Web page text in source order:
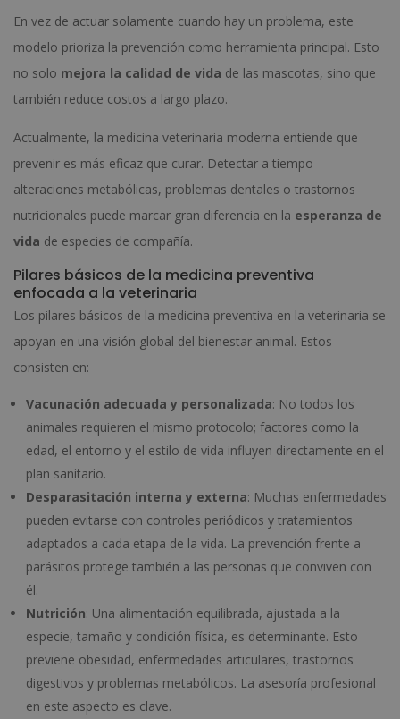
En vez de actuar solamente cuando hay un problema, este
modelo prioriza la prevención como herramienta principal. Esto
no solo mejora la calidad de vida de las mascotas, sino que
también reduce costos a largo plazo.
Actualmente, la medicina veterinaria moderna entiende que
prevenir es más eficaz que curar. Detectar a tiempo
alteraciones metabólicas, problemas dentales o trastornos
nutricionales puede marcar gran diferencia en la esperanza de
vida de especies de compañía.
Pilares básicos de la medicina preventiva
enfocada a la veterinaria
Los pilares básicos de la medicina preventiva en la veterinaria se
apoyan en una visión global del bienestar animal. Estos
consisten en:
Vacunación adecuada y personalizada: No todos los
animales requieren el mismo protocolo; factores como la
edad, el entorno y el estilo de vida influyen directamente en el
plan sanitario.
Desparasitación interna y externa: Muchas enfermedades
pueden evitarse con controles periódicos y tratamientos
adaptados a cada etapa de la vida. La prevención frente a
parásitos protege también a las personas que conviven con
él.
Nutrición: Una alimentación equilibrada, ajustada a la
especie, tamaño y condición física, es determinante. Esto
previene obesidad, enfermedades articulares, trastornos
digestivos y problemas metabólicos. La asesoría profesional
en este aspecto es clave.